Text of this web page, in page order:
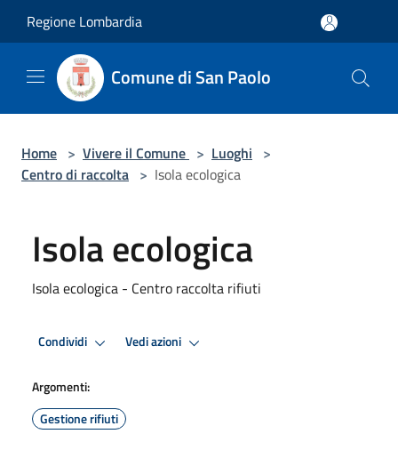
Regione Lombardia
Comune di San Paolo
Home > Vivere il Comune > Luoghi >
Centro di raccolta > Isola ecologica
Isola ecologica
Isola ecologica - Centro raccolta rifiuti
Condividi Vedi azioni
Argomenti:
Gestione rifiuti